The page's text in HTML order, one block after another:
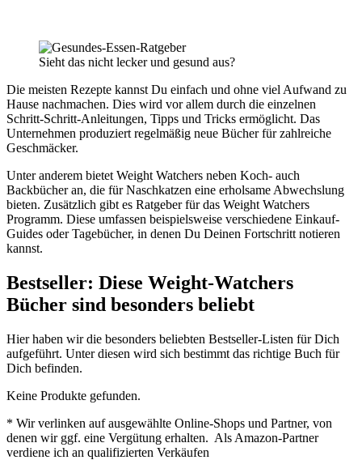
Sieht das nicht lecker und gesund aus?
Die meisten Rezepte kannst Du einfach und ohne viel Aufwand zu
Hause nachmachen. Dies wird vor allem durch die einzelnen
Schritt-Schritt-Anleitungen, Tipps und Tricks ermöglicht. Das
Unternehmen produziert regelmäßig neue Bücher für zahlreiche
Geschmäcker.
Unter anderem bietet Weight Watchers neben Koch- auch
Backbücher an, die für Naschkatzen eine erholsame Abwechslung
bieten. Zusätzlich gibt es Ratgeber für das Weight Watchers
Programm. Diese umfassen beispielsweise verschiedene Einkauf-
Guides oder Tagebücher, in denen Du Deinen Fortschritt notieren
kannst.
Bestseller: Diese Weight-Watchers
Bücher sind besonders beliebt
Hier haben wir die besonders beliebten Bestseller-Listen für Dich
aufgeführt. Unter diesen wird sich bestimmt das richtige Buch für
Dich befinden.
Keine Produkte gefunden.
* Wir verlinken auf ausgewählte Online-Shops und Partner, von
denen wir ggf. eine Vergütung erhalten. Als Amazon-Partner
verdiene ich an qualifizierten Verkäufen